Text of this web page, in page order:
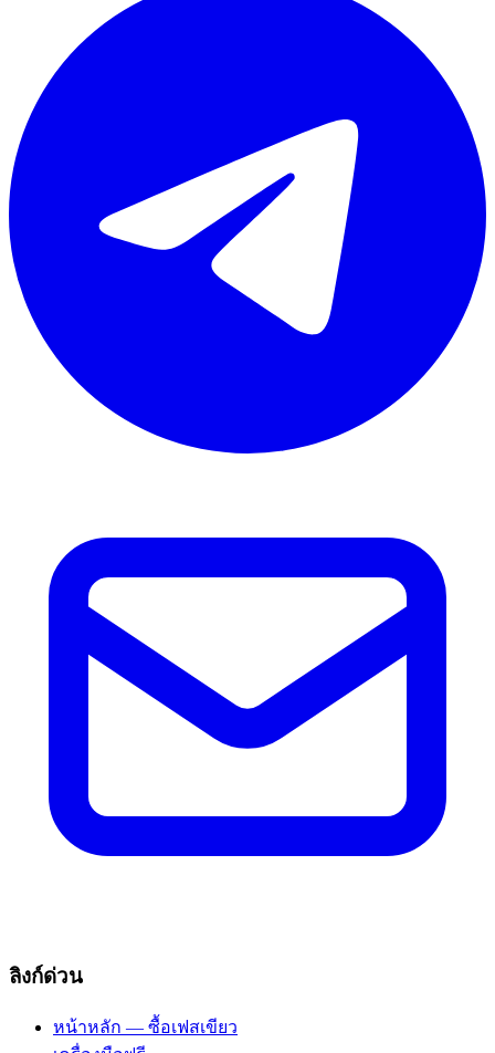
ลิงก์ด่วน
หน้าหลัก — ซื้อเฟสเขียว